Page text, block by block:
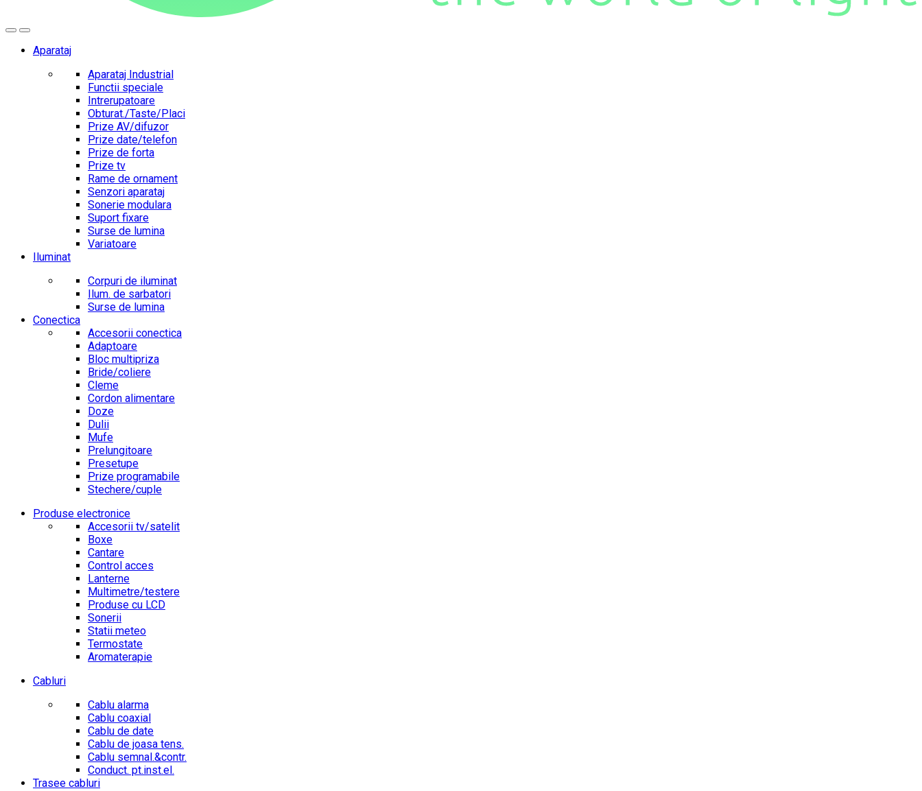
Aparataj
Aparataj Industrial
Functii speciale
Intrerupatoare
Obturat./Taste/Placi
Prize AV/difuzor
Prize date/telefon
Prize de forta
Prize tv
Rame de ornament
Senzori aparataj
Sonerie modulara
Suport fixare
Surse de lumina
Variatoare
Iluminat
Corpuri de iluminat
Ilum. de sarbatori
Surse de lumina
Conectica
Accesorii conectica
Adaptoare
Bloc multipriza
Bride/coliere
Cleme
Cordon alimentare
Doze
Dulii
Mufe
Prelungitoare
Presetupe
Prize programabile
Stechere/cuple
Produse electronice
Accesorii tv/satelit
Boxe
Cantare
Control acces
Lanterne
Multimetre/testere
Produse cu LCD
Sonerii
Statii meteo
Termostate
Aromaterapie
Cabluri
Cablu alarma
Cablu coaxial
Cablu de date
Cablu de joasa tens.
Cablu semnal.&contr.
Conduct. pt.inst.el.
Trasee cabluri